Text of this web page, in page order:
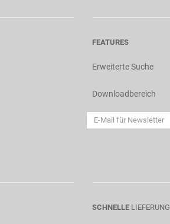
FEATURES
Erweiterte Suche
Downloadbereich
SCHNELLE LIEFERUNG